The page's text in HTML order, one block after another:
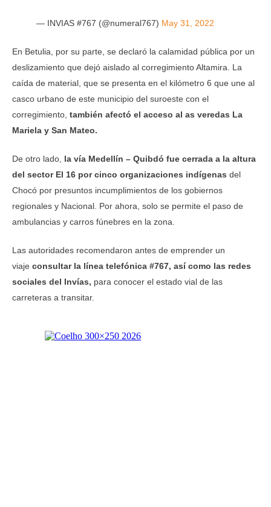
— INVIAS #767 (@numeral767) May 31, 2022
En Betulia, por su parte, se declaró la calamidad pública por un
deslizamiento que dejó aislado al corregimiento Altamira. La
caída de material, que se presenta en el kilómetro 6 que une al
casco urbano de este municipio del suroeste con el
corregimiento, también afectó el acceso al as veredas La
Mariela y San Mateo.
De otro lado, la vía Medellín – Quibdó fue cerrada a la altura
del sector El 16 por cinco organizaciones indígenas del
Chocó por presuntos incumplimientos de los gobiernos
regionales y Nacional. Por ahora, solo se permite el paso de
ambulancias y carros fúnebres en la zona.
Las autoridades recomendaron antes de emprender un
viaje consultar la línea telefónica #767, así como las redes
sociales del Invías, para conocer el estado vial de las
carreteras a transitar.